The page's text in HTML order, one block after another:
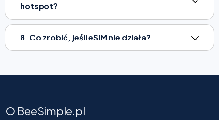
hotspot?
8. Co zrobić, jeśli eSIM nie działa?
O BeeSimple.pl